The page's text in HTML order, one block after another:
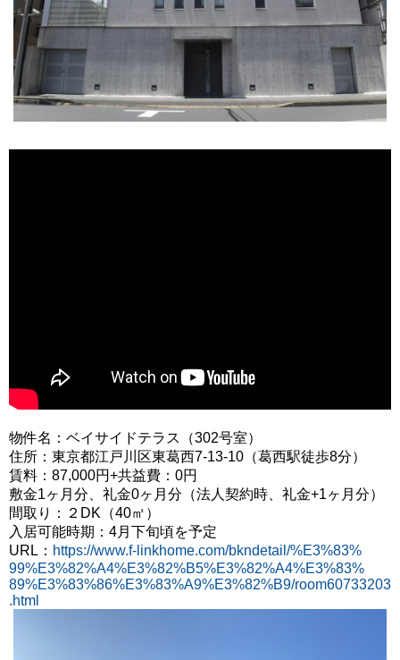
物件名：ベイサイドテラス（302号室）
住所：東京都江戸川区東葛西7-13-10（葛西駅徒歩8分）
賃料：87,000円+共益費：0円
敷金1ヶ月分、礼金0ヶ月分 （法人契約時、礼金+1ヶ月分）
間取り：２DK（40㎡）
入居可能時期：4月下旬頃を予定
URL： https://www.f-linkhome.com/bkndetail/%E3%83%
99%E3%82%A4%E3%82%B5%E3%82%A4%E3%83%
89%E3%83%86%E3%83%A9%E3%82%B9/room60733203
.html